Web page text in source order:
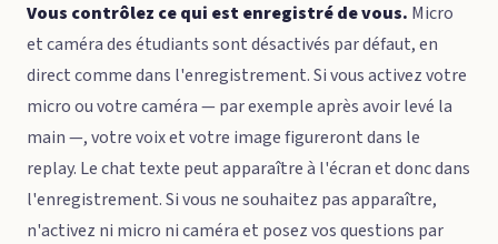
Vous contrôlez ce qui est enregistré de vous. Micro
et caméra des étudiants sont désactivés par défaut, en
direct comme dans l'enregistrement. Si vous activez votre
micro ou votre caméra — par exemple après avoir levé la
main —, votre voix et votre image figureront dans le
replay. Le chat texte peut apparaître à l'écran et donc dans
l'enregistrement. Si vous ne souhaitez pas apparaître,
n'activez ni micro ni caméra et posez vos questions par